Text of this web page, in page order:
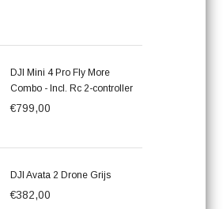
DJI Mini 4 Pro Fly More
Combo - Incl. Rc 2-controller
€799,00
DJI Avata 2 Drone Grijs
€382,00